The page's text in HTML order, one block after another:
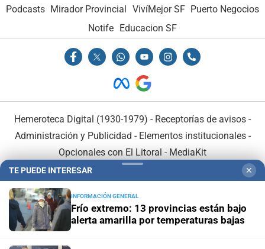
Podcasts Mirador Provincial VivíMejor SF Puerto Negocios
Notife Educacion SF
Hemeroteca Digital (1930-1979) - Receptorías de avisos -
Administración y Publicidad - Elementos institucionales-
Opcionales con El Litoral - MediaKit
TE PUEDE INTERESAR ✕
INFORMACIÓN GENERAL
Frío extremo: 13 provincias están bajo
alerta amarilla por temperaturas bajas